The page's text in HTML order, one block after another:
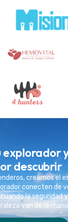
descubrir
creamos el
conecten de
la seguridad
van de la